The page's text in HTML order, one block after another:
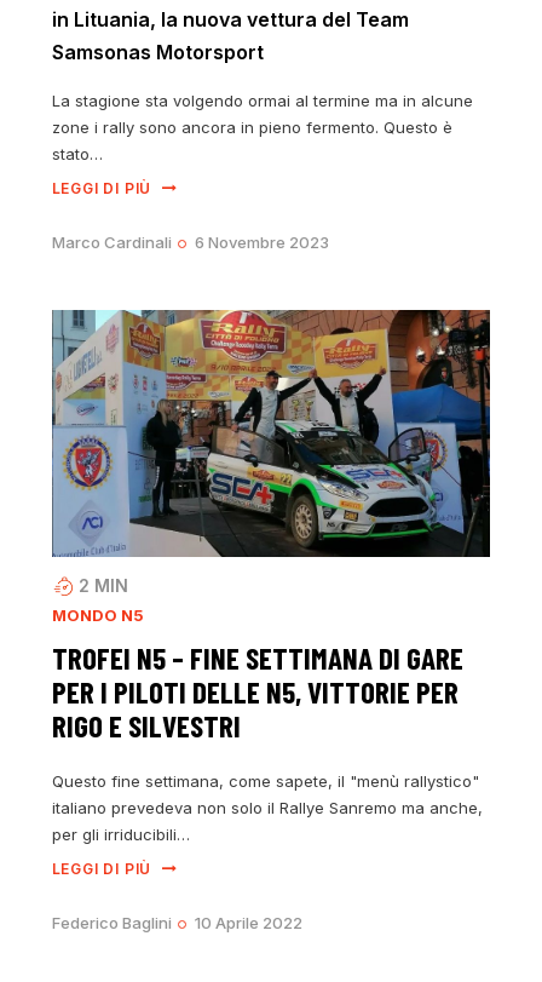
in Lituania, la nuova vettura del Team
Samsonas Motorsport
La stagione sta volgendo ormai al termine ma in alcune
zone i rally sono ancora in pieno fermento. Questo è
stato…
LEGGI DI PIÙ
Marco Cardinali 6 Novembre 2023
2 MIN
MONDO N5
TROFEI N5 – FINE SETTIMANA DI GARE
PER I PILOTI DELLE N5, VITTORIE PER
RIGO E SILVESTRI
Questo fine settimana, come sapete, il "menù rallystico"
italiano prevedeva non solo il Rallye Sanremo ma anche,
per gli irriducibili…
LEGGI DI PIÙ
Federico Baglini 10 Aprile 2022